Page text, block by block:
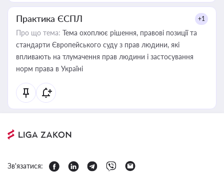
Практика ЄСПЛ +1
Про що тема: Тема охоплює рішення, правові позиції та
стандарти Європейського суду з прав людини, які
впливають на тлумачення прав людини і застосування
норм права в Україні
Зв'язатися: